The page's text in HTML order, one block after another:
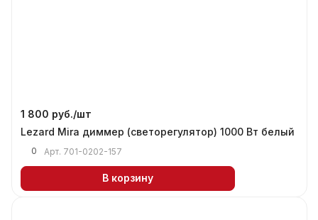
1 800 руб./шт
Lezard Mira диммер (светорегулятор) 1000 Вт белый
0 Арт. 701-0202-157
В корзину